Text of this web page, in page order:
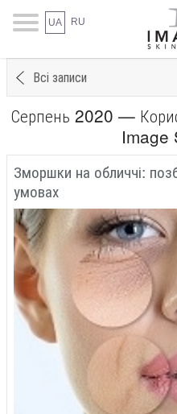
UA RU
Всі записи
Серпень 2020 —
Image
Зморшки на обличчі:
умовах